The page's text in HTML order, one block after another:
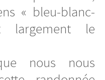
« bleu-blanc-
largement le
nous nous